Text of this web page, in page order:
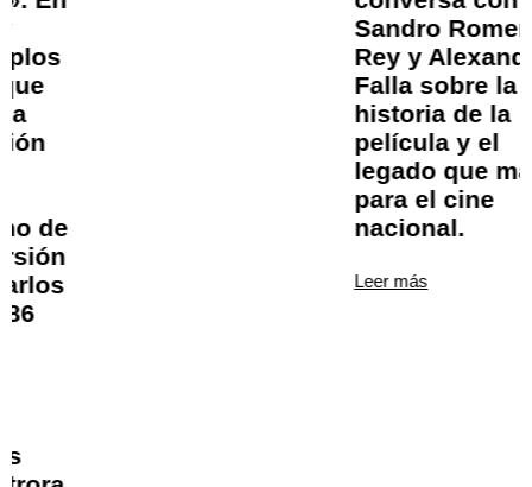
Sandro Romero
Rey y Alexandra
Falla sobre la
historia de la
película y el
legado que marcó
para el cine
nacional.
Leer más